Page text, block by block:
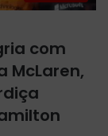
com
McLaren,